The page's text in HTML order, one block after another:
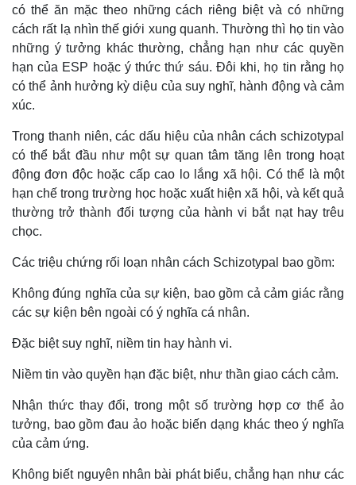
có thể ăn mặc theo những cách riêng biệt và có những
cách rất lạ nhìn thế giới xung quanh. Thường thì họ tin vào
những ý tưởng khác thường, chẳng hạn như các quyền
hạn của ESP hoặc ý thức thứ sáu. Đôi khi, họ tin rằng họ
có thể ảnh hưởng kỳ diệu của suy nghĩ, hành động và cảm
xúc.
Trong thanh niên, các dấu hiệu của nhân cách schizotypal
có thể bắt đầu như một sự quan tâm tăng lên trong hoạt
động đơn độc hoặc cấp cao lo lắng xã hội. Có thể là một
hạn chế trong trường học hoặc xuất hiện xã hội, và kết quả
thường trở thành đối tượng của hành vi bắt nạt hay trêu
chọc.
Các triệu chứng rối loạn nhân cách Schizotypal bao gồm:
Không đúng nghĩa của sự kiện, bao gồm cả cảm giác rằng
các sự kiện bên ngoài có ý nghĩa cá nhân.
Đặc biệt suy nghĩ, niềm tin hay hành vi.
Niềm tin vào quyền hạn đặc biệt, như thần giao cách cảm.
Nhận thức thay đổi, trong một số trường hợp cơ thể ảo
tưởng, bao gồm đau ảo hoặc biến dạng khác theo ý nghĩa
của cảm ứng.
Không biết nguyên nhân bài phát biểu, chẳng hạn như các